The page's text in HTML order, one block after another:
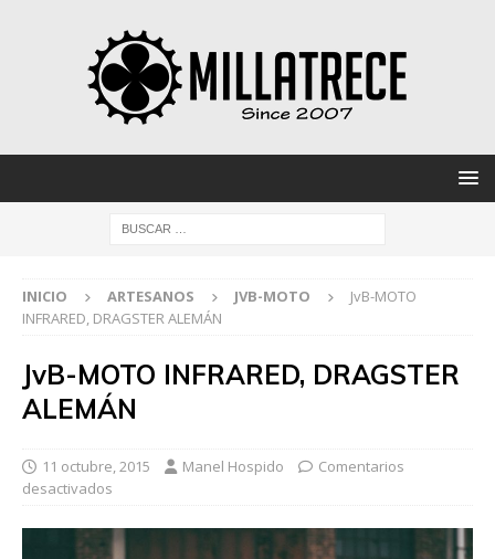
INICIO ARTESANOS JVB-MOTO
JvB-MOTO
INFRARED, DRAGSTER ALEMÁN
JvB-MOTO INFRARED, DRAGSTER
ALEMÁN
11 octubre, 2015 Manel Hospido
Comentarios
desactivados